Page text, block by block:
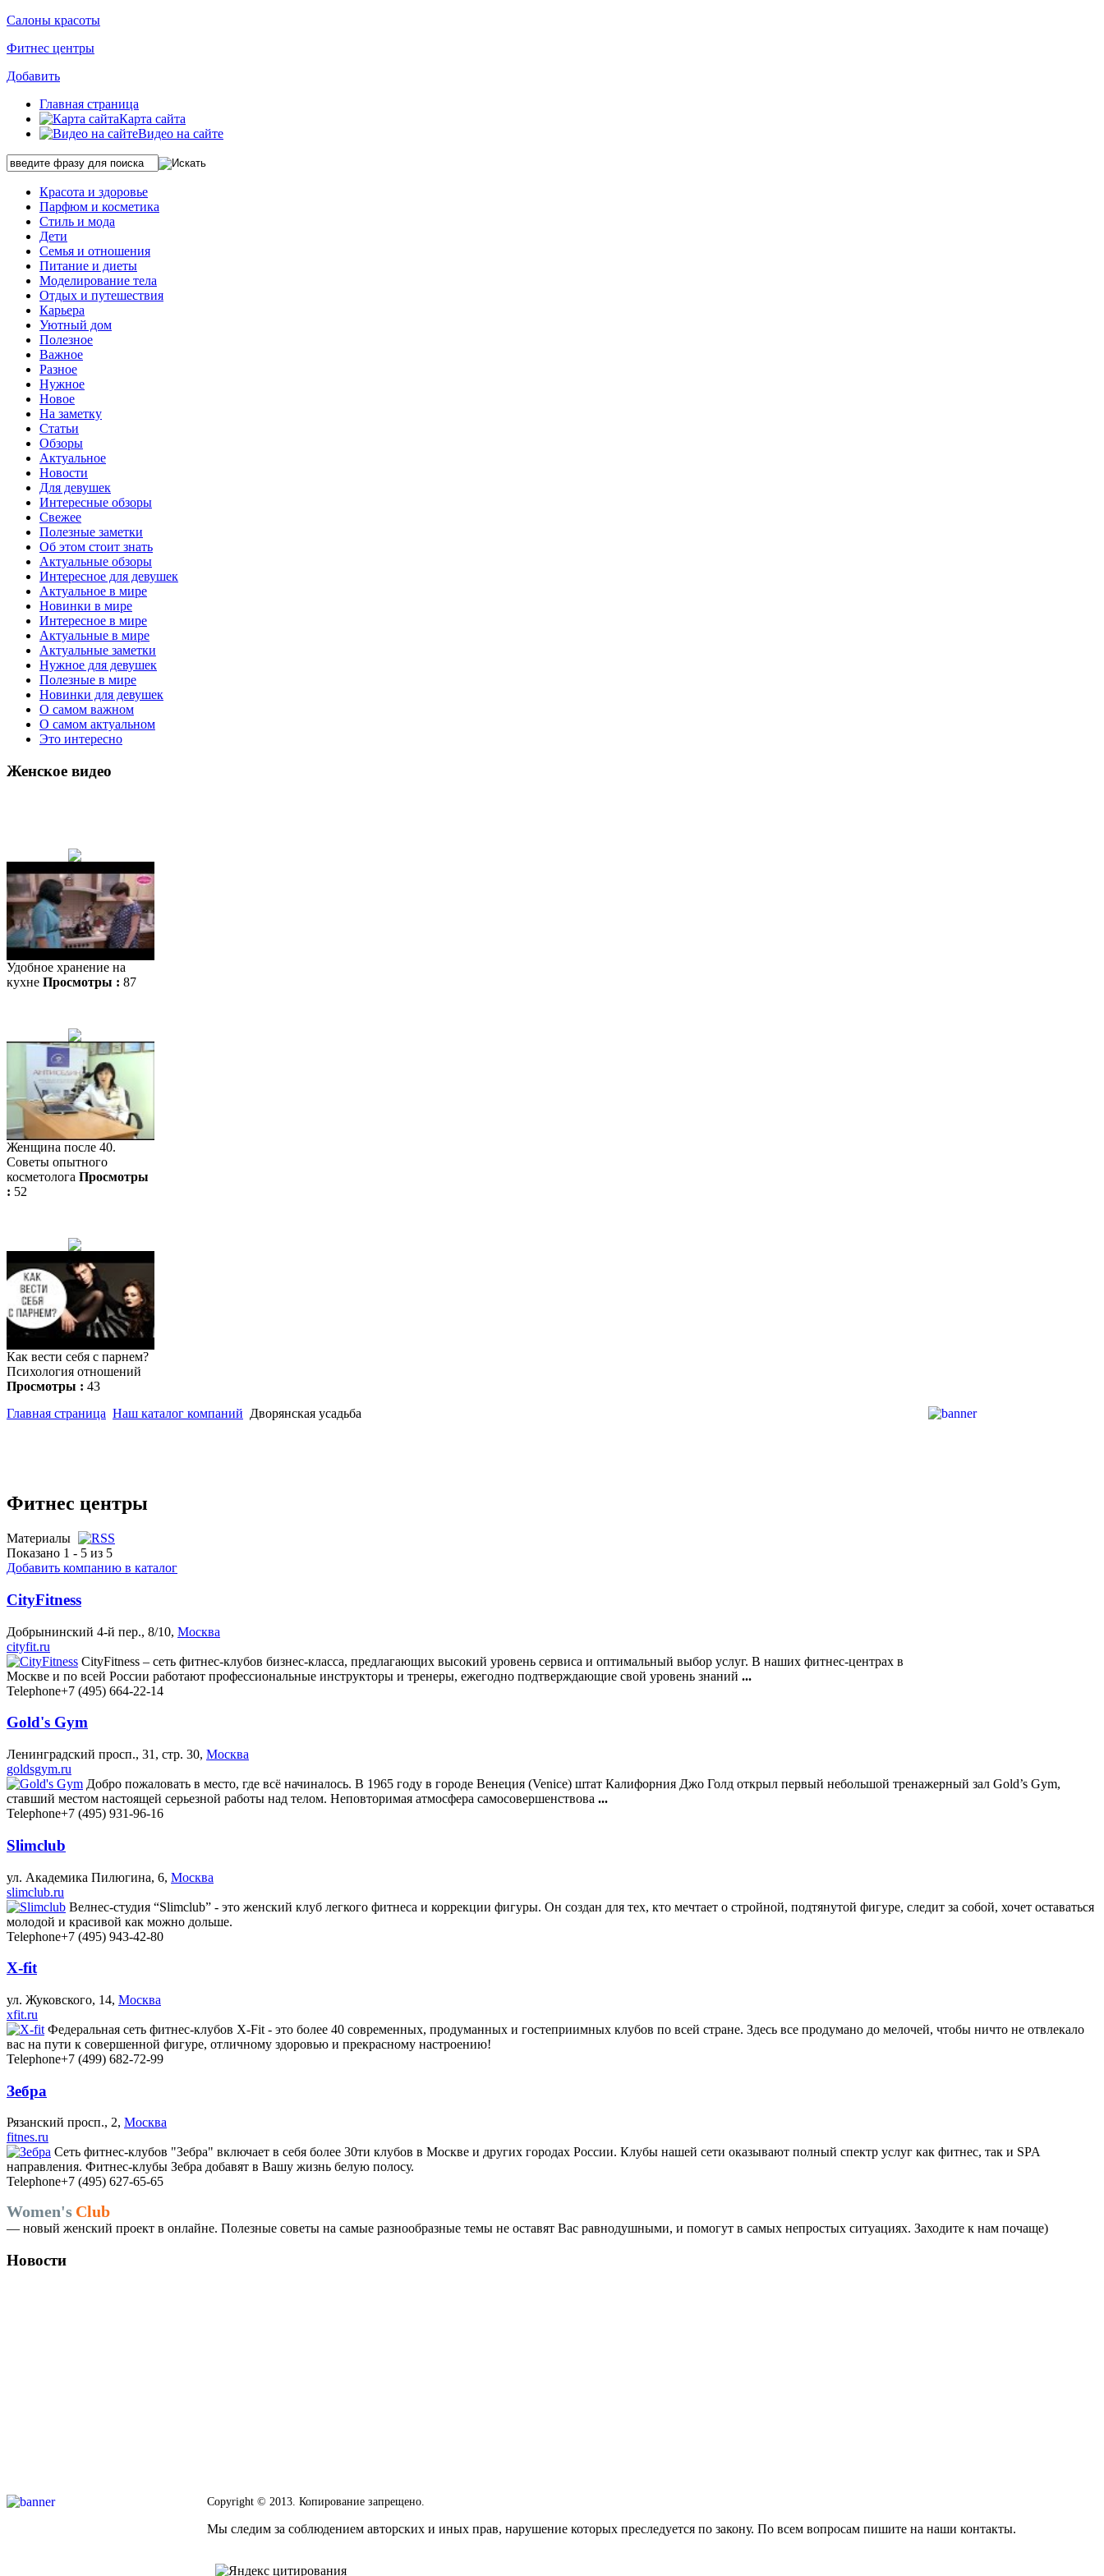
Салоны красоты
Фитнес центры
Добавить
Главная страница
Карта сайта
Видео на сайте
Красота и здоровье
Парфюм и косметика
Стиль и мода
Дети
Семья и отношения
Питание и диеты
Моделирование тела
Отдых и путешествия
Карьера
Уютный дом
Полезное
Важное
Разное
Нужное
Новое
На заметку
Статьи
Обзоры
Актуальное
Новости
Для девушек
Интересные обзоры
Свежее
Полезные заметки
Об этом стоит знать
Актуальные обзоры
Интересное для девушек
Актуальное в мире
Новинки в мире
Интересное в мире
Актуальные в мире
Актуальные заметки
Нужное для девушек
Полезные в мире
Новинки для девушек
О самом важном
О самом актуальном
Это интересно
Женское видео
Удобное хранение на
кухне Просмотры : 87
Женщина после 40.
Советы опытного
косметолога Просмотры
: 52
Как вести себя с парнем?
Психология отношений
Просмотры : 43
Главная страница Наш каталог компаний Дворянская усадьба
Фитнес центры
Материалы
Показано 1 - 5 из 5
Добавить компанию в каталог
CityFitness
Добрынинский 4-й пер., 8/10, Москва
cityfit.ru
CityFitness – сеть фитнес-клубов бизнес-класса, предлагающих высокий уровень сервиса и оптимальный выбор услуг. В наших фитнес-центрах в
Москве и по всей России работают профессиональные инструкторы и тренеры, ежегодно подтверждающие свой уровень знаний ...
Telephone+7 (495) 664-22-14
Gold's Gym
Ленинградский просп., 31, стр. 30, Москва
goldsgym.ru
Добро пожаловать в место, где всё начиналось. В 1965 году в городе Венеция (Venice) штат Калифорния Джо Голд открыл первый небольшой тренажерный зал Gold’s Gym,
ставший местом настоящей серьезной работы над телом. Неповторимая атмосфера самосовершенствова ...
Telephone+7 (495) 931-96-16
Slimclub
ул. Академика Пилюгина, 6, Москва
slimclub.ru
Велнес-студия “Slimclub” - это женский клуб легкого фитнеса и коррекции фигуры. Он создан для тех, кто мечтает о стройной, подтянутой фигуре, следит за собой, хочет оставаться
молодой и красивой как можно дольше.
Telephone+7 (495) 943-42-80
X-fit
ул. Жуковского, 14, Москва
xfit.ru
Федеральная сеть фитнес-клубов X-Fit - это более 40 современных, продуманных и гостеприимных клубов по всей стране. Здесь все продумано до мелочей, чтобы ничто не отвлекало
вас на пути к совершенной фигуре, отличному здоровью и прекрасному настроению!
Telephone+7 (499) 682-72-99
Зебра
Рязанский просп., 2, Москва
fitnes.ru
Сеть фитнес-клубов "Зебра" включает в себя более 30ти клубов в Москве и других городах России. Клубы нашей сети оказывают полный спектр услуг как фитнес, так и SPA
направления. Фитнес-клубы Зебра добавят в Вашу жизнь белую полосу.
Telephone+7 (495) 627-65-65
Women's Club
— новый женский проект в онлайне. Полезные советы на самые разнообразные темы не оставят Вас равнодушными, и помогут в самых непростых ситуациях. Заходите к нам почаще)
Новости
Copyright © 2013. Копирование запрещено.
Мы следим за соблюдением авторских и иных прав, нарушение которых преследуется по закону. По всем вопросам пишите на наши контакты.